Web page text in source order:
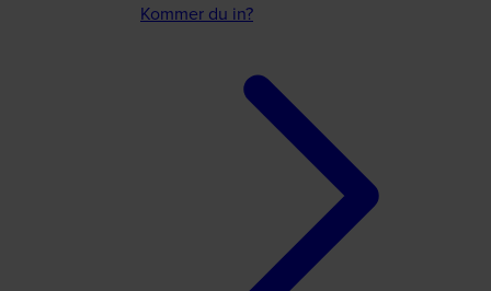
Kommer du in?